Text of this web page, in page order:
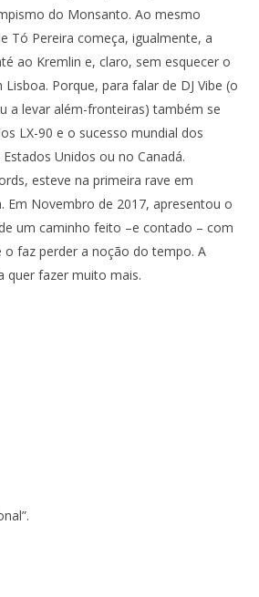
do Monsanto. Ao mesmo
Tó Pereira começa, igualmente, a
ao Kremlin e, claro, sem esquecer o
Porque, para falar de DJ Vibe (o
a levar além-fronteiras) também se
LX-90 e o sucesso mundial dos
Unidos ou no Canadá.
esteve na primeira rave em
Em Novembro de 2017, apresentou o
um caminho feito –e contado – com
faz perder a noção do tempo. A
quer fazer muito mais.